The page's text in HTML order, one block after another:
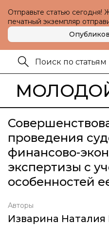
Отправьте статью сегодня!
печатный экземпляр
проведения
финансово-
экспертизы с
особенностей
Авторы
Изварина